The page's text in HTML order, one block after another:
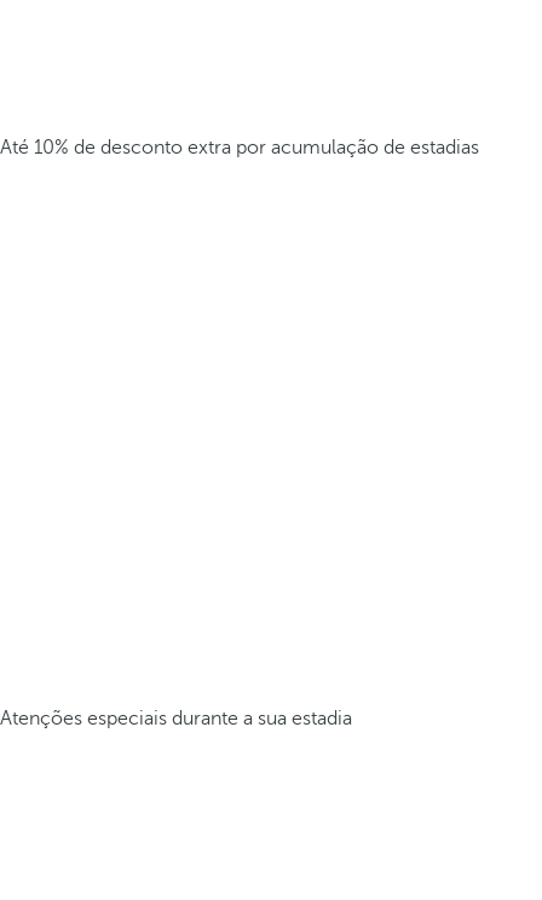
Até 10% de desconto extra por acumulação de estadias
Atenções especiais durante a sua estadia